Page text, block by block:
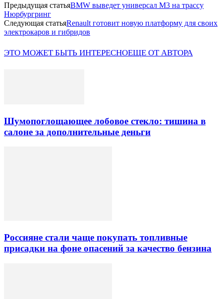
Предыдущая статьяBMW выведет универсал M3 на трассу
Нюрбургринг
Следующая статьяRenault готовит новую платформу для своих
электрокаров и гибридов
ЭТО МОЖЕТ БЫТЬ ИНТЕРЕСНОЕЩЕ ОТ АВТОРА
Шумопоглощающее лобовое стекло: тишина в
салоне за дополнительные деньги
Россияне стали чаще покупать топливные
присадки на фоне опасений за качество бензина